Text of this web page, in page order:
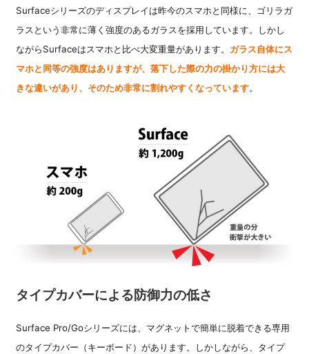
Surfaceシリーズのディスプレイは昨今のスマホと同様に、ゴリラガ
ラスという非常に薄く強度のあるガラスを採用しています。しかし
ながらSurfaceはスマホと比べ大変重量があります。 ガラス自体にス
マホと同等の強度はありますが、落下した際の力の掛かり方には大
きな違いがあり、そのため非常に割れやすくなっています。
タイプカバーによる防御力の低さ
Surface Pro/Goシリーズには、マグネットで簡単に脱着できる専用
のタイプカバー（キーボード）があります。しかしながら、タイプ